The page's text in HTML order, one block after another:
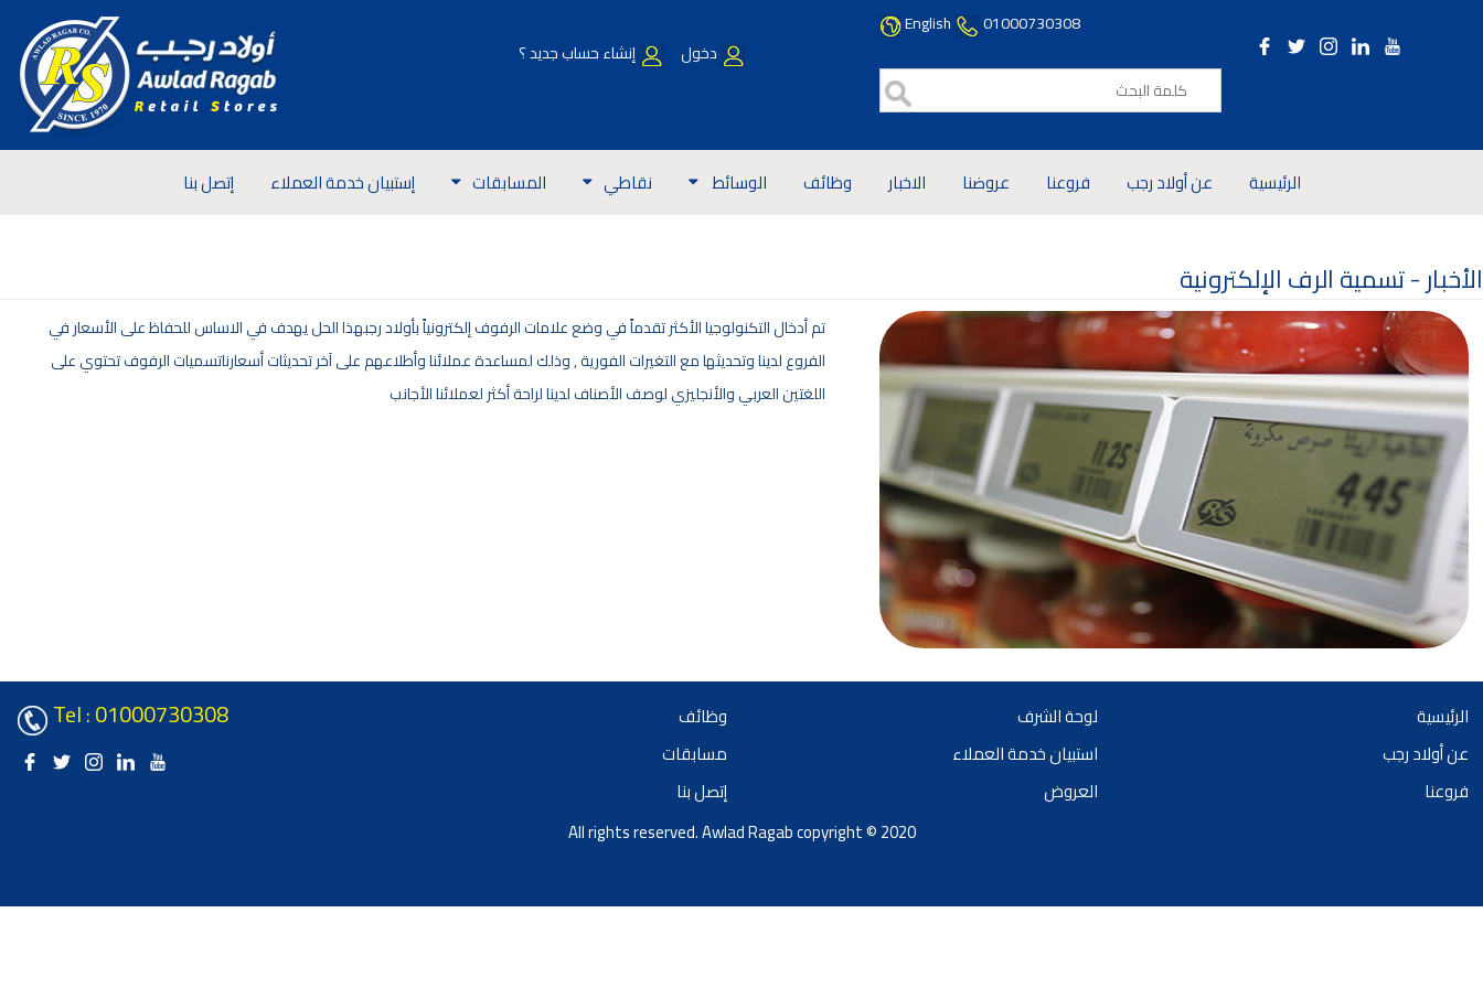
English
01000730308
دخول
إنشاء حساب جديد ؟
الرئيسية عن أولاد رجب فروعنا عروضنا الاخبار وظائف الوسائط نقاطي المسابقات إستبيان خدمة العملاء إتصل بنا
الأخبار -تسمية الرف الإلكترونية
تم أدخال التكنولوجيا الأكثر تقدماً في وضع علامات الرفوف إلكترونياً بأولاد رجبهذا الحل يهدف في الاساس للحفاظ على الأسعار في
الفروع لدينا وتحديثها مع التغيرات الفورية , وذلك لمساعدة عملائنا وأطلاعهم على آخر تحديثات أسعارناتسميات الرفوف تحتوي على
اللغتين العربي والأنجليزي لوصف الأصناف لدينا لراحة أكثر لعملائنا الأجانب
الرئيسية
عن أولاد رجب
فروعنا
لوحة الشرف
استبيان خدمة العملاء
العروض
وظائف
مسابقات
إتصل بنا
Tel : 01000730308
All rights reserved. Awlad Ragab copyright © 2020